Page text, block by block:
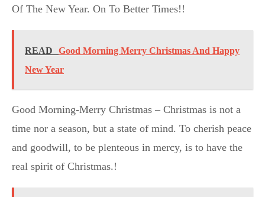
Of The New Year. On To Better Times!!
READ
Good Morning Merry Christmas And Happy
New Year
Good Morning-Merry Christmas – Christmas is not a
time nor a season, but a state of mind. To cherish peace
and goodwill, to be plenteous in mercy, is to have the
real spirit of Christmas.!